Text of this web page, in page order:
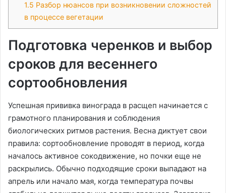
1.5 Разбор нюансов при возникновении сложностей
в процессе вегетации
Подготовка черенков и выбор
сроков для весеннего
сортообновления
Успешная прививка винограда в расщеп начинается с
грамотного планирования и соблюдения
биологических ритмов растения. Весна диктует свои
правила: сортообновление проводят в период, когда
началось активное сокодвижение, но почки еще не
раскрылись. Обычно подходящие сроки выпадают на
апрель или начало мая, когда температура почвы